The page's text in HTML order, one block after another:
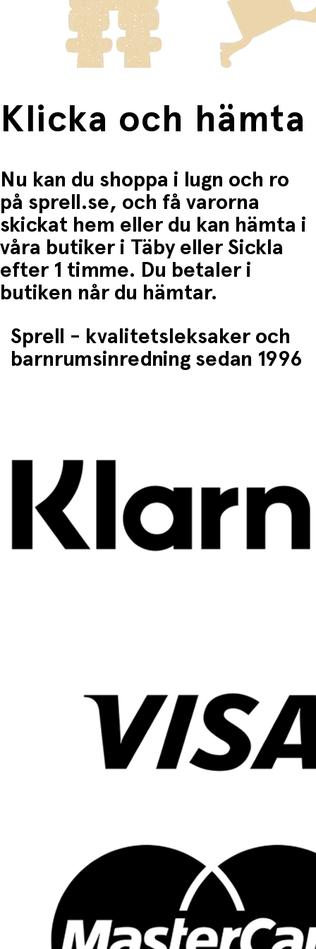
frakten för dessa varor visas i kassan.
Fri frakt när du handlar för mer än 1500:-
Klicka och hämta
Nu kan du shoppa i lugn och ro
på sprell.se, och få varorna
skickat hem eller du kan hämta i
våra butiker i Täby eller Sickla
efter 1 timme. Du betaler i
butiken når du hämtar.
Sprell - kvalitetsleksaker och
barnrumsinredning sedan 1996